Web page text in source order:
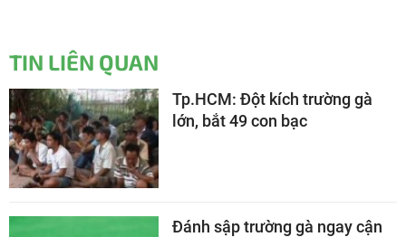
TIN LIÊN QUAN
Tp.HCM: Đột kích trường gà
lớn, bắt 49 con bạc
Đánh sập trường gà ngay cận